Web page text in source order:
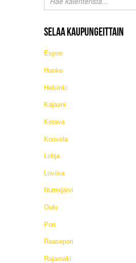
SELAA KAUPUNGEITTAIN
Espoo
Hanko
Helsinki
Kajaani
Kerava
Kouvola
Lohja
Loviisa
Nurmijärvi
Oulu
Pori
Raasepori
Rajamäki